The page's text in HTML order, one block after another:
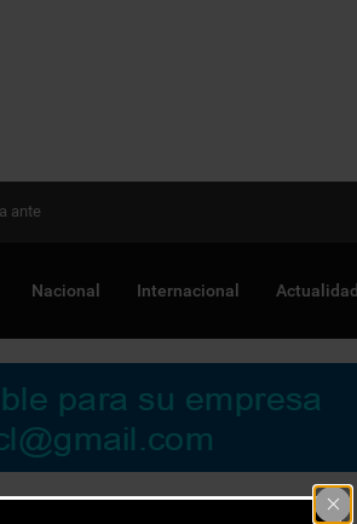
Nacional Internacional Actualidad